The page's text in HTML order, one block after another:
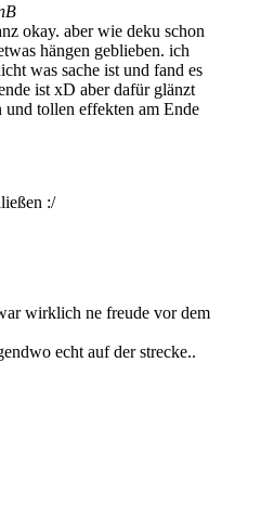
okay. aber wie deku schon
hängen geblieben. ich
was sache ist und fand es
ist xD aber dafür glänzt
und tollen effekten am Ende
:/
wirklich ne freude vor dem
echt auf der strecke..